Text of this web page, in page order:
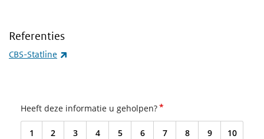
Referenties
CBS-Statline
Heeft deze informatie u geholpen?*
1 2 3 4 5 6 7 8 9 10